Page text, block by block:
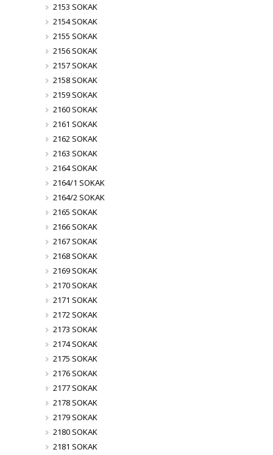
2153 SOKAK
2154 SOKAK
2155 SOKAK
2156 SOKAK
2157 SOKAK
2158 SOKAK
2159 SOKAK
2160 SOKAK
2161 SOKAK
2162 SOKAK
2163 SOKAK
2164 SOKAK
2164/1 SOKAK
2164/2 SOKAK
2165 SOKAK
2166 SOKAK
2167 SOKAK
2168 SOKAK
2169 SOKAK
2170 SOKAK
2171 SOKAK
2172 SOKAK
2173 SOKAK
2174 SOKAK
2175 SOKAK
2176 SOKAK
2177 SOKAK
2178 SOKAK
2179 SOKAK
2180 SOKAK
2181 SOKAK